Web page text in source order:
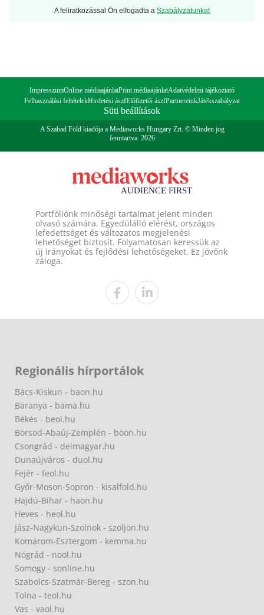
A feliratkozással Ön elfogadta a Szabályzatunkat
ImpresszumOnline médiaajánlatPrint médiaajánlatAdatvédelmi tájékoztató
Felhasználási feltételekHirdetési ászfElőfizetői ászfPartnereinkJátékszabályzat
Süti beállítások
A Szabad Föld kiadója a Mediaworks Hungary Zrt. © Minden jog
fenntartva. 2026
Portfóliónk minőségi tartalmat jelent minden
olvasó számára. Egyedülálló elérést, országos
lefedettséget és változatos megjelenési
lehetőséget biztosít. Folyamatosan keressük az
új irányokat és fejlődési lehetőségeket. Ez jövőnk
záloga.
Regionális hírportálok
Bács-Kiskun - baon.hu
Baranya - bama.hu
Békés - beol.hu
Borsod-Abaúj-Zemplén - boon.hu
Csongrád - delmagyar.hu
Dunaújváros - duol.hu
Fejér - feol.hu
Győr-Moson-Sopron - kisalfold.hu
Hajdú-Bihar - haon.hu
Heves - heol.hu
Jász-Nagykun-Szolnok - szoljon.hu
Komárom-Esztergom - kemma.hu
Nógrád - nool.hu
Somogy - sonline.hu
Szabolcs-Szatmár-Bereg - szon.hu
Tolna - teol.hu
Vas - vaol.hu